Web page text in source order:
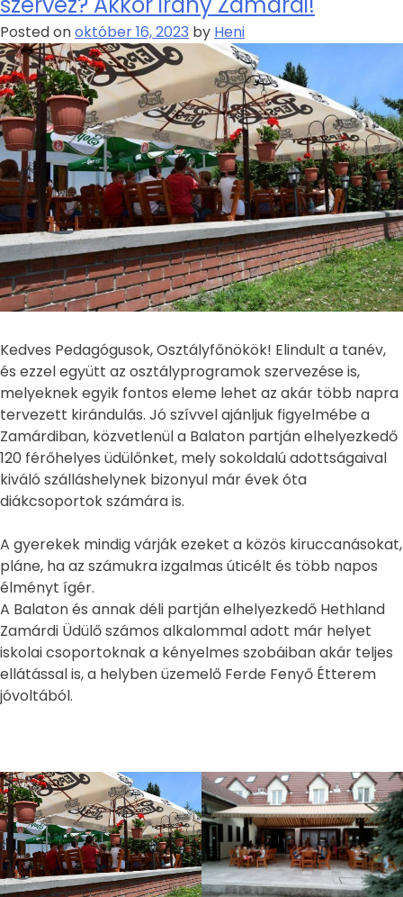
Posted onoktóber 16, 2023 by Heni
Kedves Pedagógusok, Osztályfőnökök! Elindult a tanév,
és ezzel együtt az osztályprogramok szervezése is,
melyeknek egyik fontos eleme lehet az akár több napra
tervezett kirándulás. Jó szívvel ajánljuk figyelmébe a
Zamárdiban, közvetlenül a Balaton partján elhelyezkedő
120 férőhelyes üdülőnket, mely sokoldalú adottságaival
kiváló szálláshelynek bizonyul már évek óta
diákcsoportok számára is.
A gyerekek mindig várják ezeket a közös kiruccanásokat,
pláne, ha az számukra izgalmas úticélt és több napos
élményt ígér.
A Balaton és annak déli partján elhelyezkedő Hethland
Zamárdi Üdülő számos alkalommal adott már helyet
iskolai csoportoknak a kényelmes szobáiban akár teljes
ellátással is, a helyben üzemelő Ferde Fenyő Étterem
jóvoltából.